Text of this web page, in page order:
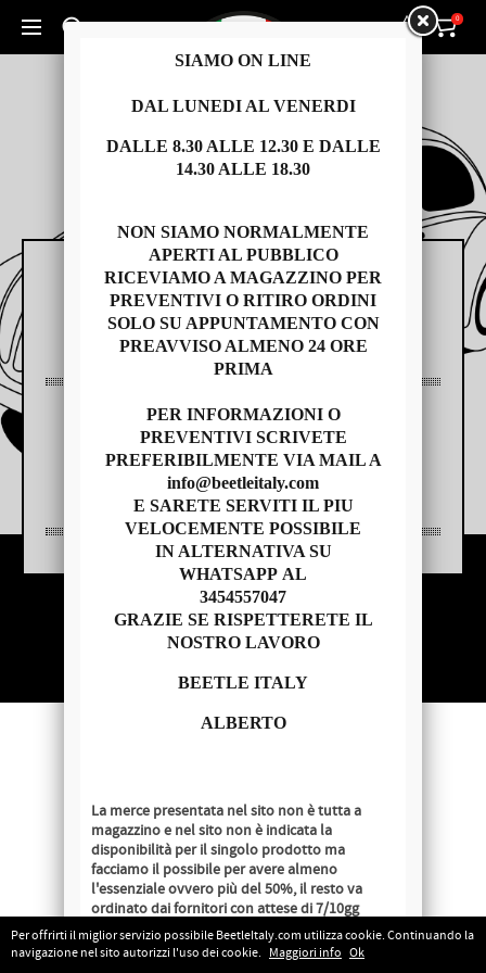
Cerca un prodotto... 0 0
Per offrirti il miglior servizio possibile BeetleItaly.com utilizza cookie. Continuando la
navigazione nel sito autorizzi l'uso dei cookie. Maggiori info Ok
RICAMBI
AUTO USATE
Copyright © 2014 - BEETLE ITALY
P.IVA 04209620279
SIAMO ON LINE
DAL LUNEDI AL VENERDI
DALLE 8.30 ALLE 12.30 E DALLE
14.30 ALLE 18.30
NON SIAMO NORMALMENTE
APERTI AL PUBBLICO
RICEVIAMO A MAGAZZINO PER
PREVENTIVI O RITIRO ORDINI
SOLO SU APPUNTAMENTO CON
PREAVVISO ALMENO 24 ORE
PRIMA
PER INFORMAZIONI O
PREVENTIVI SCRIVETE
PREFERIBILMENTE VIA MAIL A
info@beetleitaly.com
E SARETE SERVITI IL PIU
VELOCEMENTE POSSIBILE
IN ALTERNATIVA SU
WHATSAPP AL
3454557047
GRAZIE SE RISPETTERETE IL
NOSTRO LAVORO
BEETLE ITALY
ALBERTO
La merce presentata nel sito non è tutta a
magazzino e nel sito non è indicata la
disponibilità per il singolo prodotto ma
facciamo il possibile per avere almeno
l'essenziale ovvero più del 50%, il resto va
ordinato dai fornitori con attese di 7/10gg
lavorativi salvo disponibilità al momento
dell'ordine.